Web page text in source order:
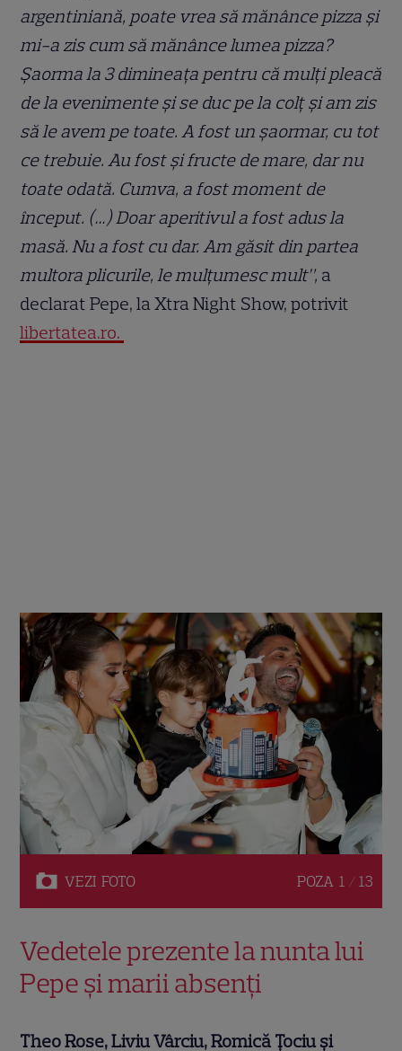
argentiniană, poate vrea să mănânce pizza și
mi-a zis cum să mănânce lumea pizza?
Șaorma la 3 dimineața pentru că mulți pleacă
de la evenimente și se duc pe la colț și am zis
să le avem pe toate. A fost un șaormar, cu tot
ce trebuie. Au fost și fructe de mare, dar nu
toate odată. Cumva, a fost moment de
început. (…) Doar aperitivul a fost adus la
masă. Nu a fost cu dar. Am găsit din partea
multora plicurile, le mulțumesc mult”, a
declarat Pepe, la Xtra Night Show, potrivit
libertatea.ro.
VEZI FOTO POZA 1 / 13
Vedetele prezente la nunta lui
Pepe și marii absenți
Theo Rose, Liviu Vârciu, Romică Țociu și